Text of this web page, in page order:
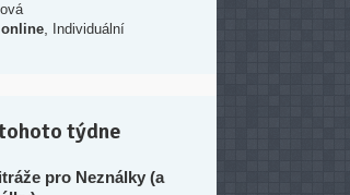
Individuální
týdne
pro Neználky (a